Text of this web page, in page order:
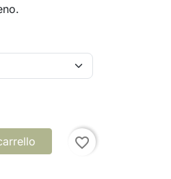
favorite_border